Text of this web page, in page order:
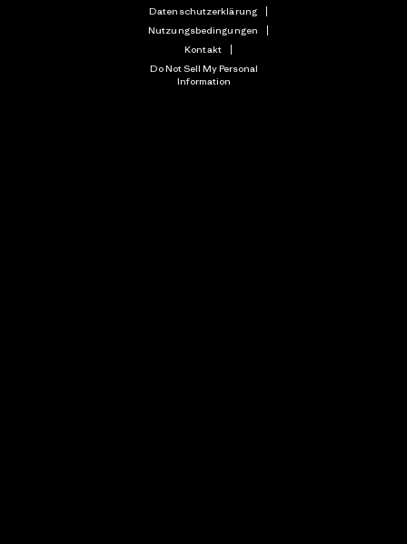
Datenschutzerklärung
Nutzungsbedingungen
Kontakt
Do Not Sell My Personal
Information